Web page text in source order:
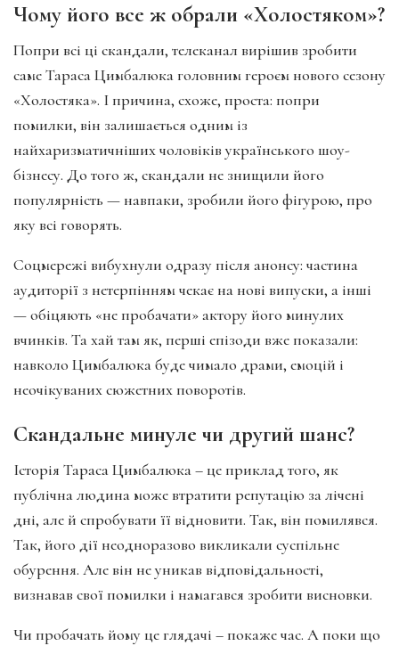
Чому його все ж обрали «Холостяком»?
Попри всі ці скандали, телеканал вирішив зробити
саме Тараса Цимбалюка головним героєм нового сезону
«Холостяка». І причина, схоже, проста: попри
помилки, він залишається одним із
найхаризматичніших чоловіків українського шоу-
бізнесу. До того ж, скандали не знищили його
популярність — навпаки, зробили його фігурою, про
яку всі говорять.
Соцмережі вибухнули одразу після анонсу: частина
аудиторії з нетерпінням чекає на нові випуски, а інші
— обіцяють «не пробачати» актору його минулих
вчинків. Та хай там як, перші епізоди вже показали:
навколо Цимбалюка буде чимало драми, емоцій і
неочікуваних сюжетних поворотів.
Скандальне минуле чи другий шанс?
Історія Тараса Цимбалюка – це приклад того, як
публічна людина може втратити репутацію за лічені
дні, але й спробувати її відновити. Так, він помилявся.
Так, його дії неодноразово викликали суспільне
обурення. Але він не уникав відповідальності,
визнавав свої помилки і намагався зробити висновки.
Чи пробачать йому це глядачі – покаже час. А поки що